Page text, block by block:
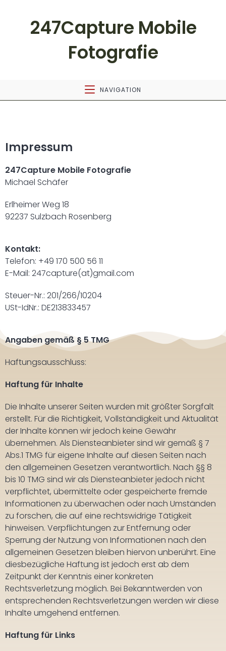
247Capture Mobile
Fotografie
NAVIGATION
Impressum
247Capture Mobile Fotografie
Michael Schäfer
Erlheimer Weg 18
92237 Sulzbach Rosenberg
Kontakt:
Telefon: +49 170 500 56 11
E-Mail: 247capture(at)gmail.com
Steuer-Nr.: 201/266/10204
USt-IdNr.: DE213833457
Angaben gemäß § 5 TMG
Haftungsausschluss:
Haftung für Inhalte
Die Inhalte unserer Seiten wurden mit größter Sorgfalt
erstellt. Für die Richtigkeit, Vollständigkeit und Aktualität
der Inhalte können wir jedoch keine Gewähr
übernehmen. Als Diensteanbieter sind wir gemäß § 7
Abs.1 TMG für eigene Inhalte auf diesen Seiten nach
den allgemeinen Gesetzen verantwortlich. Nach §§ 8
bis 10 TMG sind wir als Diensteanbieter jedoch nicht
verpflichtet, übermittelte oder gespeicherte fremde
Informationen zu überwachen oder nach Umständen
zu forschen, die auf eine rechtswidrige Tätigkeit
hinweisen. Verpflichtungen zur Entfernung oder
Sperrung der Nutzung von Informationen nach den
allgemeinen Gesetzen bleiben hiervon unberührt. Eine
diesbezügliche Haftung ist jedoch erst ab dem
Zeitpunkt der Kenntnis einer konkreten
Rechtsverletzung möglich. Bei Bekanntwerden von
entsprechenden Rechtsverletzungen werden wir diese
Inhalte umgehend entfernen.
Haftung für Links